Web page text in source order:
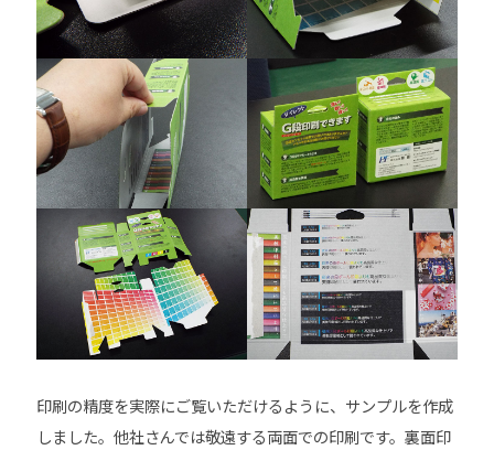
印刷の精度を実際にご覧いただけるように、サンプルを作成
しました。他社さんでは敬遠する両面での印刷です。裏面印